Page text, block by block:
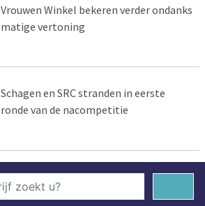
Vrouwen Winkel bekeren verder ondanks
matige vertoning
Schagen en SRC stranden in eerste
ronde van de nacompetitie